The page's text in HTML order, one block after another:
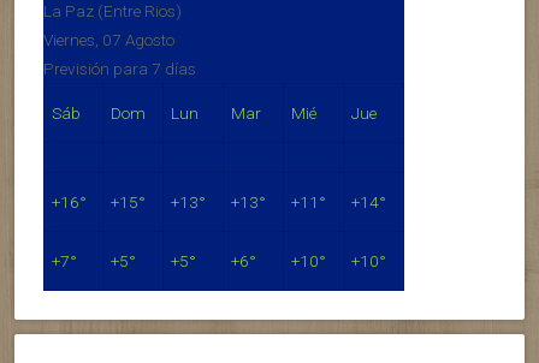
La Paz (Entre Rios)
Viernes, 07 Agosto
Previsión para 7 días
Sáb Dom Lun Mar Mié Jue
+16° +15° +13° +13° +11° +14°
+7° +5° +5° +6° +10° +10°